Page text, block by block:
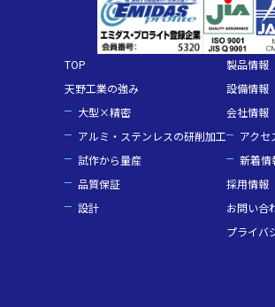
TOP
天野工業の強み
大型×精密
アルミ・ステンレスの研削加工
試作から量産
品質保証
設計
製品情報
設備情報
会社情報
アクセ
新着情
採用情報
お問い合
プライバ